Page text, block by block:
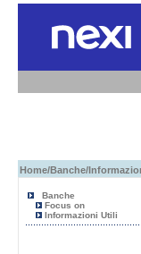
Home/Banche/
Banche
Focus on
Informazioni Utili